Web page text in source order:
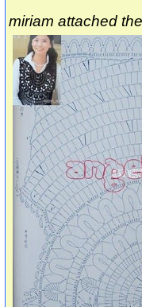
miriam attached